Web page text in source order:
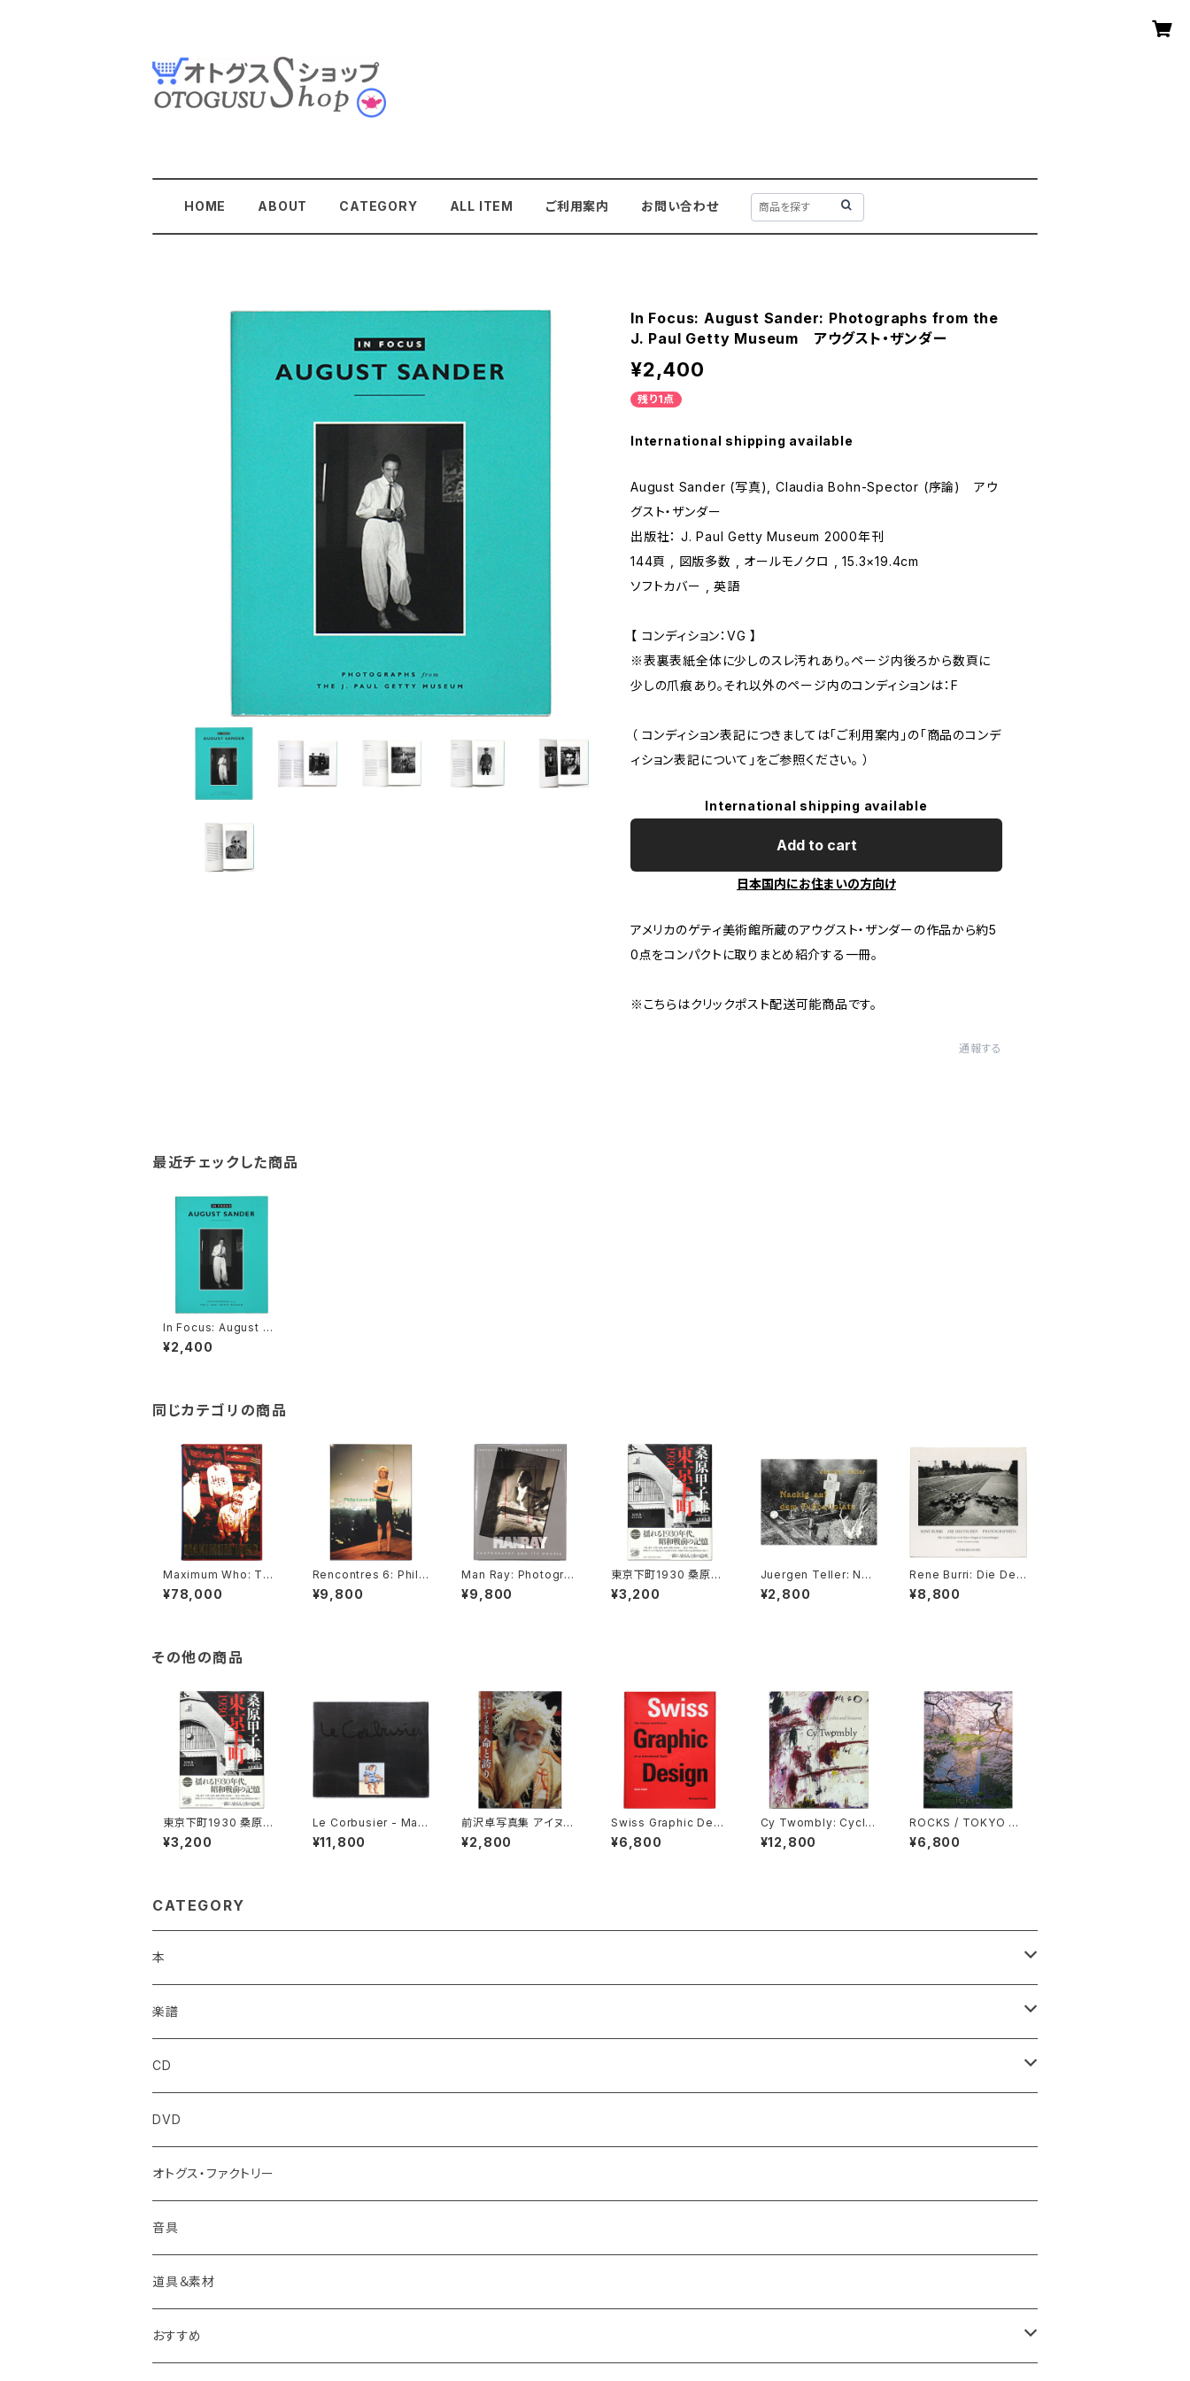
HOME ABOUT CATEGORY ALL ITEM ご利用案内 お問い合わせ
In Focus: August Sander: Photographs from the
J. Paul Getty Museum アウグスト・ザンダー
¥2,400
残り1点
International shipping available
August Sander (写真), Claudia Bohn-Spector (序論) アウ
グスト・ザンダー
出版社： J. Paul Getty Museum 2000年刊
144頁 , 図版多数 , オールモノクロ , 15.3×19.4cm
ソフトカバー , 英語
【 コンディション：VG 】
※表裏表紙全体に少しのスレ汚れあり。ページ内後ろから数頁に
少しの爪痕あり。それ以外のページ内のコンディションは：F
（ コンディション表記につきましては「ご利用案内」の「商品のコンデ
ィション表記について」をご参照ください。 ）
International shipping available
Add to cart
日本国内にお住まいの方向け
アメリカのゲティ美術館所蔵のアウグスト・ザンダーの作品から約5
0点をコンパクトに取りまとめ紹介する一冊。
※こちらはクリックポスト配送可能商品です。
通報する
最近チェックした商品
In Focus: August Sa
nder: Photographs f
rom the J. Paul Gett
¥2,400
同じカテゴリの商品
Maximum Who: The
Who in the Sixties
マキシマム・フー：60年
¥78,000
Rencontres 6: Phili
p-Lorca diCorcia / J
eff Rian フィリップ＝
¥9,800
Man Ray: Photograp
hy and Its Double
マン・レイ：写真とその
¥9,800
東京下町1930 桑原甲
子雄
¥3,200
Juergen Teller: Nac
kig auf dem Fubball
platz ユルゲン・テラ
¥2,800
Rene Burri: Die Deu
tschen Photographi
en 1957-1997 ル
¥8,800
その他の商品
東京下町1930 桑原甲
子雄
¥3,200
Le Corbusier - Male
r Zeichner Plastiker
Poet: Werke aus de
¥11,800
前沢卓写真集 アイヌ民
族 命と誇り
¥2,800
Swiss Graphic Desi
gn: The Origins and
Growth of an Intern
¥6,800
Cy Twombly: Cycle
s and Seasons サ
イ・トゥオンブリー
¥12,800
ROCKS / TOKYO N
O.7
¥6,800
CATEGORY
本
アート
フォーク・アート
プリミティヴ・アート
写真
デザイン
工芸
建築
楽譜
クラシック
クラシック【現代】
ロック・ポピュラー・etc
ギター
教則 (本・DVD・etc)
CD
ロック/ポップス
音響/その他
コンピレーション
クラシック【現代】
サウンドトラック
DVD
オトグス・ファクトリー
音具
道具＆素材
おすすめ